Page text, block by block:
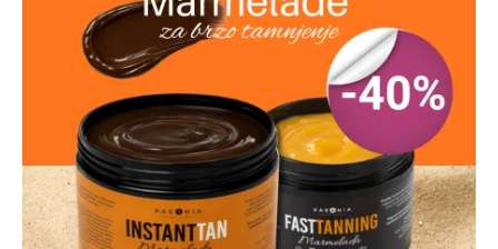
plivanja na suvoj koži i u slučaju znojenja. Ne izlažite
malu decu direktno suncu. Izbegavajte kontakt sa
Sastav:AQUA/WATER/EAU, COCO-
CAPRYLATE/CAPRATE, CAPRYLIC/CAPRIC
TRIGLYCERIDE, DICAPRYLYL CARBONATE, GLYCERIN,
DIETHYLAMINO HYDROXYBENZOYL HEXYL
BENZOATE, LAURYL GLUCOSIDE, POLYGLYCERYL-2-
DIPOLYHYDROXYSTEARATE, ETHYLHEXYL TRIAZONE,
PERSEA GRATISSIMA (AVOCADO) OIL,